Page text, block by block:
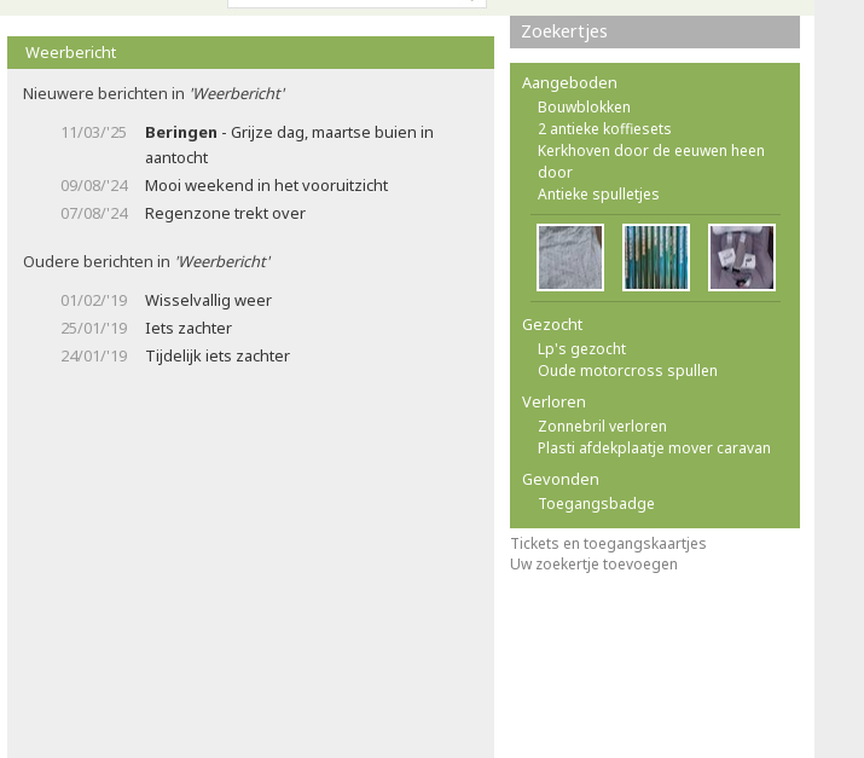
Weerbericht
Nieuwere berichten in 'Weerbericht'
11/03/'25
Beringen - Grijze dag, maartse buien in
aantocht
09/08/'24
Mooi weekend in het vooruitzicht
07/08/'24
Regenzone trekt over
Oudere berichten in 'Weerbericht'
01/02/'19
Wisselvallig weer
25/01/'19
Iets zachter
24/01/'19
Tijdelijk iets zachter
Zoekertjes
Aangeboden
Bouwblokken
2 antieke koffiesets
Kerkhoven door de eeuwen heen
door
Antieke spulletjes
Gezocht
Lp's gezocht
Oude motorcross spullen
Verloren
Zonnebril verloren
Plasti afdekplaatje mover caravan
Gevonden
Toegangsbadge
Tickets en toegangskaartjes
Uw zoekertje toevoegen